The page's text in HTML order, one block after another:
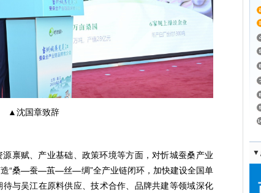
▲沈国章致辞
禀赋、产业基础、政策环境等方面，对忻城蚕桑产业
造“桑—蚕—茧—丝—绸”全产业链闭环，加快建设全国单
与吴江在原料供应、技术合作、品牌共建等领域深化
▼